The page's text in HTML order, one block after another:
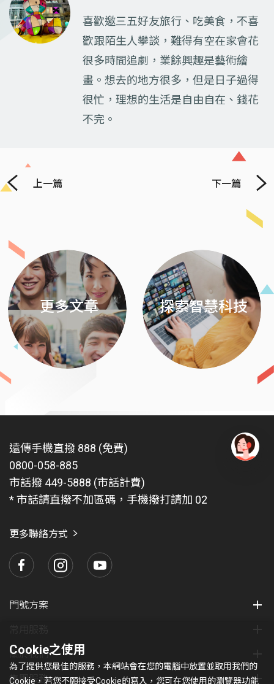
喜歡邀三五好友旅行、吃美食，不喜
歡跟陌生人攀談，難得有空在家會花
很多時間追劇，業餘興趣是藝術繪
畫。想去的地方很多，但是日子過得
很忙，理想的生活是自由自在、錢花
不完。
上一篇 下一篇
Previous
更多文章 探索智慧科技
Next
遠傳手機直撥 888 (免費)
0800-058-885
市話撥 449-5888 (市話計費)
* 市話請直撥不加區碼，手機撥打請加 02
更多聯絡方式
門號方案
關於我們
集團服務
Cookie之使用
為了提供您最佳的服務，本網站會在您的電腦中放置並取用我們的
Cookie，若您不願接受Cookie的寫入，您可在您使用的瀏覽器功能